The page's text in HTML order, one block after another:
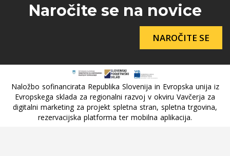
Naročite se na novice
NAROČITE SE
Naložbo sofinancirata Republika Slovenija in Evropska unija iz
Evropskega sklada za regionalni razvoj v okviru Vavčerja za
digitalni marketing za projekt spletna stran, spletna trgovina,
rezervacijska platforma ter mobilna aplikacija.